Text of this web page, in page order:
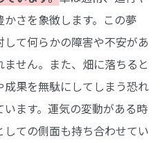
さを象徴します。この夢
て何らかの障害や不安があ
せん。また、畑に落ちると
果を無駄にしてしまう恐れ
ます。運気の変動がある時
ての側面も持ち合わせてい